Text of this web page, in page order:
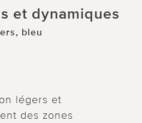
et dynamiques
bleu
légers et
des zones